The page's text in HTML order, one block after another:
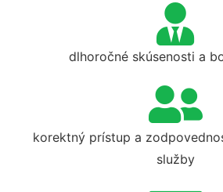
dlhoročné skúsenosti a
korektný prístup a
služby